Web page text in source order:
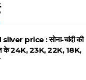
price : सोना-चांदी की
के 24K, 23K, 22K, 18K,